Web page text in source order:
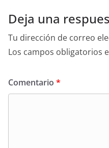
Deja una
Tu dirección de correo
Los campos obligatorios
Comentario *